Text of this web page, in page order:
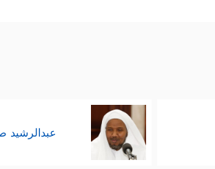
عبدالرشيد